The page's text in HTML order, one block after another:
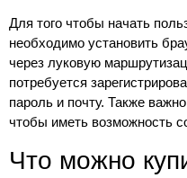
Для того чтобы начать
необходимо установить
через луковую
потребуется
пароль и почту. Также
чтобы иметь возможность
Что можно